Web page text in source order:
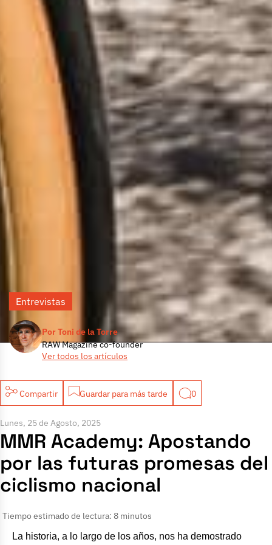
Por Toni de la Torre
RAW Magazine co-founder
Ver todos los artículos
Entrevistas
Compartir Guardar para más tarde 0
Lunes, 25 de Agosto, 2025
MMR Academy: Apostando
por las futuras promesas del
ciclismo nacional
Tiempo estimado de lectura: 8 minutos
La historia, a lo largo de los años, nos ha demostrado